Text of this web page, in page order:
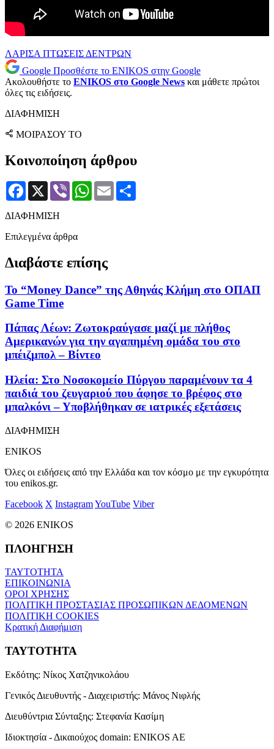
ΛΑΡΙΣΑ ΠΤΩΣΕΙΣ ΔΕΝΤΡΩΝ
Google Προσθέστε το ENIKOS στην Google
Ακολουθήστε το ENIKOS στο Google News και μάθετε πρώτοι
όλες τις ειδήσεις.
ΔΙΑΦΗΜΙΣΗ
ΜΟΙΡΑΣΟΥ ΤΟ
Κοινοποίηση άρθρου
Facebook
X Viber WhatsApp
Email
ΔΙΑΦΗΜΙΣΗ
Επιλεγμένα άρθρα
Διαβάστε επίσης
Το “Money Dance” της Αθηνάς Κλήμη στο ΟΠΑΠ
Game Time
Πάπας Λέων: Ζωτοκραύγασε μαζί με πλήθος
Αμερικανών για την αγαπημένη ομάδα του στο
μπέιζμπολ – Βίντεο
Ηλεία: Στο Νοσοκομείο Πύργου παραμένουν τα 4
παιδιά του ζευγαριού που άφησε το βρέφος στο
μπαλκόνι – Υποβλήθηκαν σε ιατρικές εξετάσεις
ΔΙΑΦΗΜΙΣΗ
ENIKOS
Όλες οι ειδήσεις από την Ελλάδα και τον κόσμο με την εγκυρότητα
του enikos.gr.
Facebook X InstagramYouTube Viber
© 2026 ENIKOS
ΠΛΟΗΓΗΣΗ
ΤΑΥΤΟΤΗΤΑ
ΕΠΙΚΟΙΝΩΝΙΑ
ΟΡΟΙ ΧΡΗΣΗΣ
ΠΟΛΙΤΙΚΗ ΠΡΟΣΤΑΣΙΑΣ ΠΡΟΣΩΠΙΚΩΝ ΔΕΔΟΜΕΝΩΝ
ΠΟΛΙΤΙΚΗ COOKIES
Κρατική Διαφήμιση
ΤΑΥΤΟΤΗΤΑ
Εκδότης: Νίκος Χατζηνικολάου
Γενικός Διευθυντής - Διαχειριστής: Μάνος Νιφλής
Διευθύντρια Σύνταξης: Στεφανία Κασίμη
Ιδιοκτησία - Δικαιούχος domain: ENIKOS AE